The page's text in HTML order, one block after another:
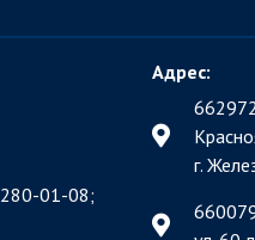
280-01-08;
Адрес:
г.